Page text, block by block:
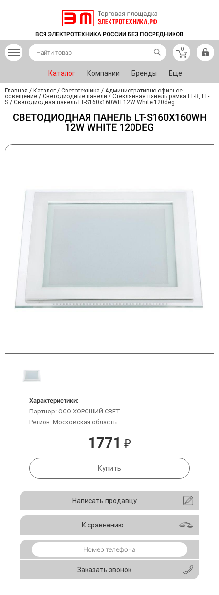
ВСЯ ЭЛЕКТРОТЕХНИКА РОССИИ БЕЗ ПОСРЕДНИКОВ
0
Каталог Компании Бренды Еще
Главная / Каталог / Светотехника / Административно-офисное
освещение / Светодиодные панели / Стеклянная панель рамка LT-R, LT-
S / Светодиодная панель LT-S160x160WH 12W White 120deg
СВЕТОДИОДНАЯ ПАНЕЛЬ LT-S160X160WH
12W WHITE 120DEG
Характеристики:
Партнер: ООО ХОРОШИЙ СВЕТ
Регион: Московская область
1771 ₽
Купить
Написать продавцу
К сравнению
Заказать звонок